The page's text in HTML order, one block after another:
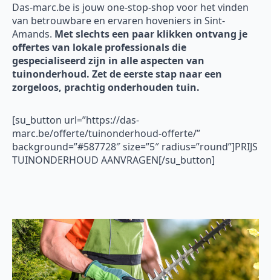
Das-marc.be is jouw one-stop-shop voor het vinden
van betrouwbare en ervaren hoveniers in Sint-
Amands. Met slechts een paar klikken ontvang je
offertes van lokale professionals die
gespecialiseerd zijn in alle aspecten van
tuinonderhoud. Zet de eerste stap naar een
zorgeloos, prachtig onderhouden tuin.
[su_button url=”https://das-
marc.be/offerte/tuinonderhoud-offerte/”
background=”#587728″ size=”5″ radius=”round”]PRIJS
TUINONDERHOUD AANVRAGEN[/su_button]